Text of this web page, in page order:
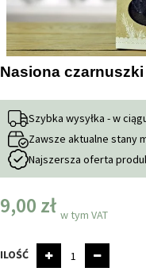
Nasiona czarnuszki
Szybka wysyłka - w
Zawsze aktualne stany
Najszersza oferta
9,00 zł w tym VAT
ILOŚĆ